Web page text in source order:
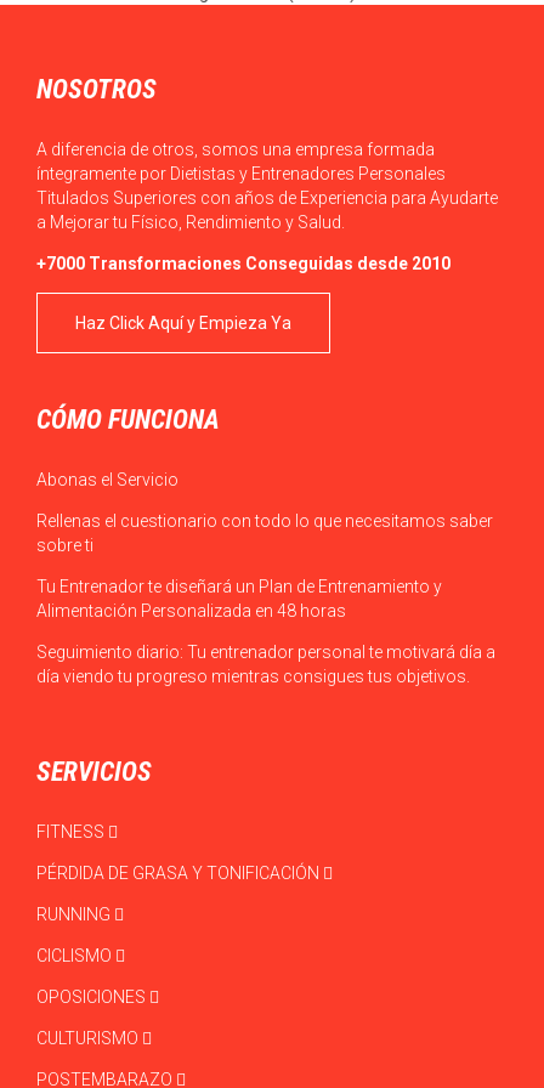
NOSOTROS
A diferencia de otros, somos una empresa formada
íntegramente por Dietistas y Entrenadores Personales
Titulados Superiores con años de Experiencia para Ayudarte
a Mejorar tu Físico, Rendimiento y Salud.
+7000 Transformaciones Conseguidas desde 2010
Haz Click Aquí y Empieza Ya
CÓMO FUNCIONA
Abonas el Servicio
Rellenas el cuestionario con todo lo que necesitamos saber
sobre ti
Tu Entrenador te diseñará un Plan de Entrenamiento y
Alimentación Personalizada en 48 horas
Seguimiento diario: Tu entrenador personal te motivará día a
día viendo tu progreso mientras consigues tus objetivos.
SERVICIOS
FITNESS
PÉRDIDA DE GRASA Y TONIFICACIÓN
RUNNING
CICLISMO
OPOSICIONES
CULTURISMO
POSTEMBARAZO